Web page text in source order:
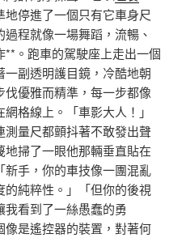
停進了一個只有它車身尺
程就像一場舞蹈，流暢、
。跑車的駕駛座上走出一個
副透明護目鏡，冷酷地朝
優雅而精準，每一步都像
格線上。「車影大人！」
量尺都顫抖著不敢發出聲
掃了一眼他那輛垂直貼在
手，你的車技像一團混亂
純粹性。」「但你的後視
看到了一絲愚蠢的勇
是遙控器的裝置，對著何